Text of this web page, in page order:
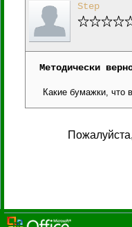
Step
Методически
Какие бумажки, что
Пожалуйста,